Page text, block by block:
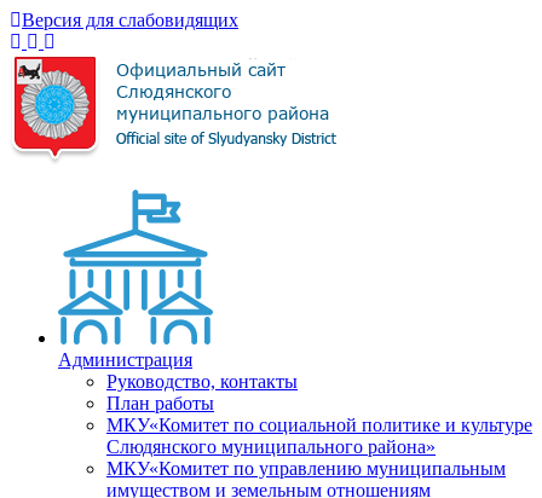
Версия для слабовидящих
Администрация
Руководство, контакты
План работы
МКУ«Комитет по социальной политике и культуре
Слюдянского муниципального района»
МКУ«Комитет по управлению муниципальным
имуществом и земельным отношениям